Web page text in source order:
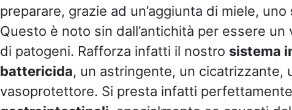
preparare, grazie ad un’aggiunta di miele, uno
Questo è noto sin dall’antichità per essere un
di patogeni. Rafforza infatti il nostro sistema
battericida, un astringente, un cicatrizzante,
vasoprotettore. Si presta infatti